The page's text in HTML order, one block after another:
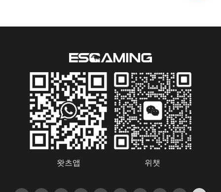
왓츠앱 위챗